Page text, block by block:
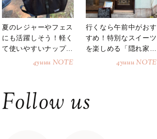
夏のレジャーやフェス
にも活躍しそう！軽く
て使いやすいナップサ
4yuuu NOTE
行くなら午前中がおす
すめ！特別なスイーツ
を楽しめる「隠れ家カ
4yuuu NOTE
Follow us